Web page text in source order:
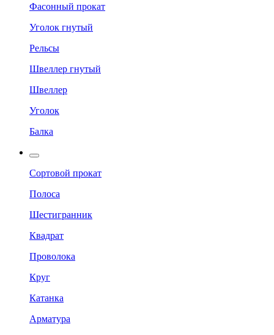
Фасонный прокат
Уголок гнутый
Рельсы
Швеллер гнутый
Швеллер
Уголок
Балка
Сортовой прокат
Полоса
Шестигранник
Квадрат
Проволока
Круг
Катанка
Арматура